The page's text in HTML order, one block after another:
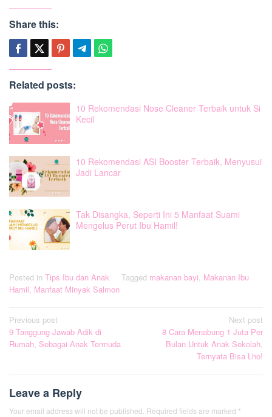
Share this:
Related posts:
10 Rekomendasi Nose Cleaner Terbaik untuk Si
Kecil
10 Rekomendasi ASI Booster Terbaik, Menyusui
Jadi Lancar
Tak Disangka, Seperti Ini 5 Manfaat Suami
Mengelus Perut Ibu Hamil!
Posted in Tips Ibu dan Anak Tagged makanan bayi Makanan Ibu
Hamil Manfaat Minyak Salmon
Post
navigation
Previous post
9 Tanggung Jawab Adik di
Rumah, Sebagai Anak Termuda
Next post
8 Cara Menabung 1 Juta Per
Bulan Untuk Anak Sekolah,
Ternyata Bisa Lho!
Leave a Reply
Your email address will not be published. Required fields are marked *